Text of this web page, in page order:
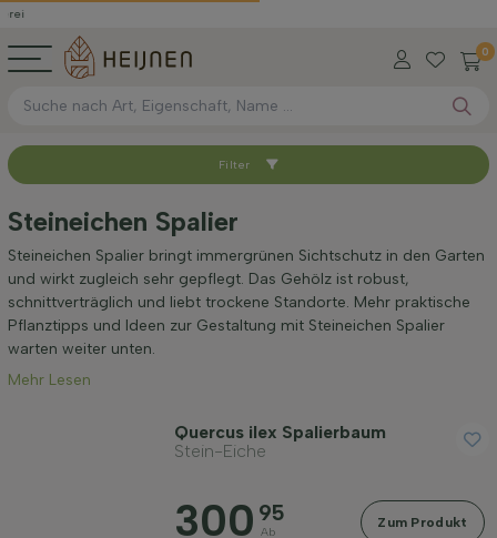
0
Sortieren nach
Verfügbar
Höhe bei Lieferung (cm)
Umfang des Stamms (cm)
Filter
Steineichen Spalier
Steineichen Spalier bringt immergrünen Sichtschutz in den Garten
und wirkt zugleich sehr gepflegt. Das Gehölz ist robust,
schnittverträglich und liebt trockene Standorte. Mehr praktische
Pflanztipps und Ideen zur Gestaltung mit Steineichen Spalier
warten weiter unten.
Mehr Lesen
Quercus ilex Spalierbaum
Stein-Eiche
300 95
Ab
Zum Produkt